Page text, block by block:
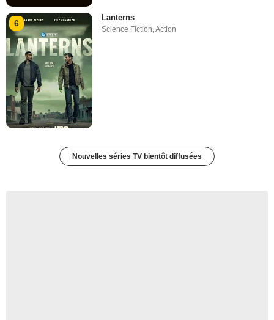
6
Lanterns
Science Fiction,Action
Nouvelles séries TV bientôt diffusées